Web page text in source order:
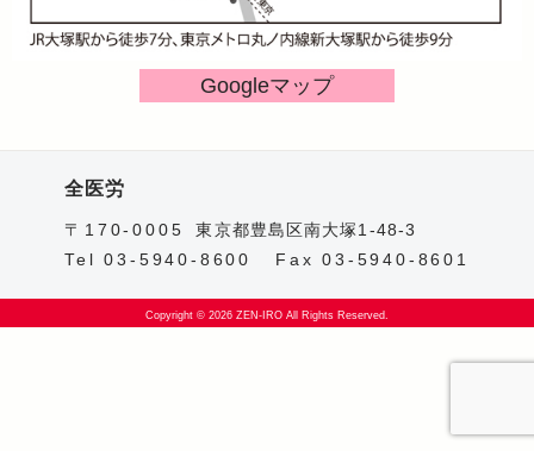
Googleマップ
全医労
〒170-0005
東京都豊島区南大塚1-48-3
Tel 03-5940-8600
Fax 03-5940-8601
Copyright © 2026 ZEN-IRO All Rights Reserved.